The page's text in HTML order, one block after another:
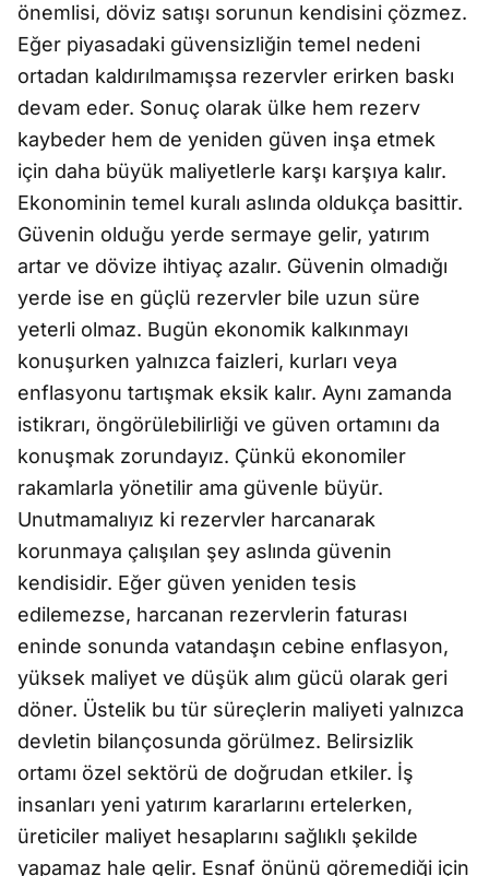
önemlisi, döviz satışı sorunun kendisini çözmez.
Eğer piyasadaki güvensizliğin temel nedeni
ortadan kaldırılmamışsa rezervler erirken baskı
devam eder. Sonuç olarak ülke hem rezerv
kaybeder hem de yeniden güven inşa etmek
için daha büyük maliyetlerle karşı karşıya kalır.
Ekonominin temel kuralı aslında oldukça basittir.
Güvenin olduğu yerde sermaye gelir, yatırım
artar ve dövize ihtiyaç azalır. Güvenin olmadığı
yerde ise en güçlü rezervler bile uzun süre
yeterli olmaz. Bugün ekonomik kalkınmayı
konuşurken yalnızca faizleri, kurları veya
enflasyonu tartışmak eksik kalır. Aynı zamanda
istikrarı, öngörülebilirliği ve güven ortamını da
konuşmak zorundayız. Çünkü ekonomiler
rakamlarla yönetilir ama güvenle büyür.
Unutmamalıyız ki rezervler harcanarak
korunmaya çalışılan şey aslında güvenin
kendisidir. Eğer güven yeniden tesis
edilemezse, harcanan rezervlerin faturası
eninde sonunda vatandaşın cebine enflasyon,
yüksek maliyet ve düşük alım gücü olarak geri
döner. Üstelik bu tür süreçlerin maliyeti yalnızca
devletin bilançosunda görülmez. Belirsizlik
ortamı özel sektörü de doğrudan etkiler. İş
insanları yeni yatırım kararlarını ertelerken,
üreticiler maliyet hesaplarını sağlıklı şekilde
yapamaz hale gelir. Esnaf önünü göremediği için